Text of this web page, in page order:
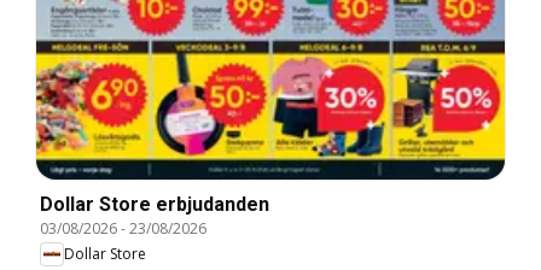
Dollar Store erbjudanden
03/08/2026-23/08/2026
Dollar Store